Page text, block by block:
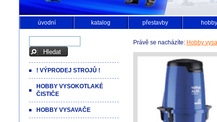
úvodní katalog přestavby hobby
Právě se nacházíte: Hobby
! VÝPRODEJ STROJŮ !
HOBBY VYSOKOTLAKÉ
ČISTIČE
HOBBY VYSAVAČE